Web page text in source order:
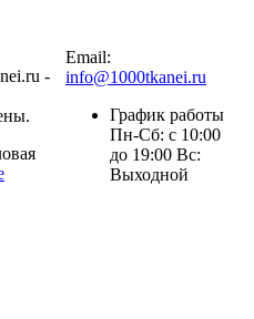
-
Email:
info@1000tkanei.ru
График работы
Пн-Сб: с 10:00
до 19:00 Вс:
Выходной